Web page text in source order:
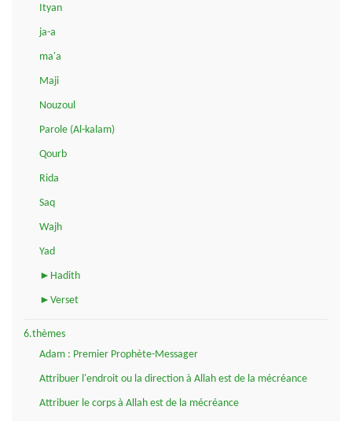
Ityan
ja-a
ma'a
Maji
Nouzoul
Parole (Al-kalam)
Qourb
Rida
Saq
Wajh
Yad
►Hadith
►Verset
6.thèmes
Adam : Premier Prophète-Messager
Attribuer l'endroit ou la direction à Allah est de la mécréance
Attribuer le corps à Allah est de la mécréance